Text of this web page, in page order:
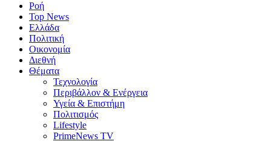
Ροή
Top News
Ελλάδα
Πολιτική
Οικονομία
Διεθνή
Θέματα
Τεχνολογία
Περιβάλλον & Ενέργεια
Υγεία & Επιστήμη
Πολιτισμός
Lifestyle
PrimeNews TV